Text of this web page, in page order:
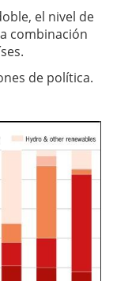
el nivel de
combinación
de política.